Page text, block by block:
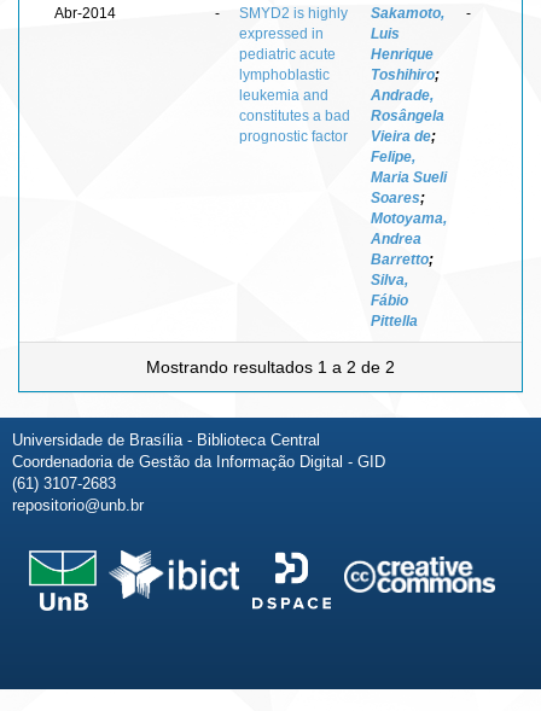
Abr-2014 -
SMYD2 is highly
expressed in
pediatric acute
lymphoblastic
leukemia and
constitutes a bad
prognostic factor
Sakamoto,
Luis
Henrique
Toshihiro;
Andrade,
Rosângela
Vieira de;
Felipe,
Maria Sueli
Soares;
Motoyama,
Andrea
Barretto;
Silva,
Fábio
Pittella
-
Mostrando resultados 1 a 2 de 2
Universidade de Brasília - Biblioteca Central
Coordenadoria de Gestão da Informação Digital - GID
(61) 3107-2683
repositorio@unb.br